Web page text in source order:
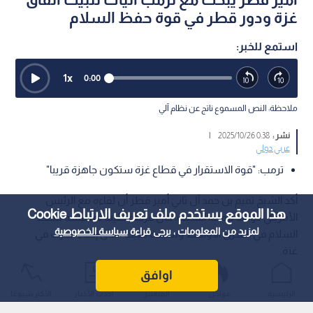
هذا الموقع يستخدم ملف تعريف الارتباط Cookie
لمزيد من المعلومات ، يرجى قراءةسياسة الخصوصية
اوافق
غزة ودور قطر في قوة حفظ السلام
استمع للخبر:
0:00
1x
ملاحظة: النص المسموع ناتج عن نظام آلي
نشر :0:38 2025/10/26
|
عربي دولي
ترمب: "قوة الاستقرار في قطاع غزة ستكون جاهزة قريبا"
الأمريكي دونالد ترمب، السبت، كان فرصة طيبة لمناقشة خطط
السلام في الشرق الأوسط ومتابعة تثبيت اتفاق إنهاء الحرب في
عواجل المباشر أحدث الأخبار